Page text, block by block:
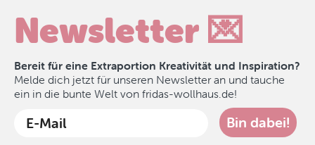
Newsletter 💌
Bereit für eine Extraportion Kreativität und Inspiration?
Melde dich jetzt für unseren Newsletter an und tauche
ein in die bunte Welt von fridas-wollhaus.de!
Bin dabei!